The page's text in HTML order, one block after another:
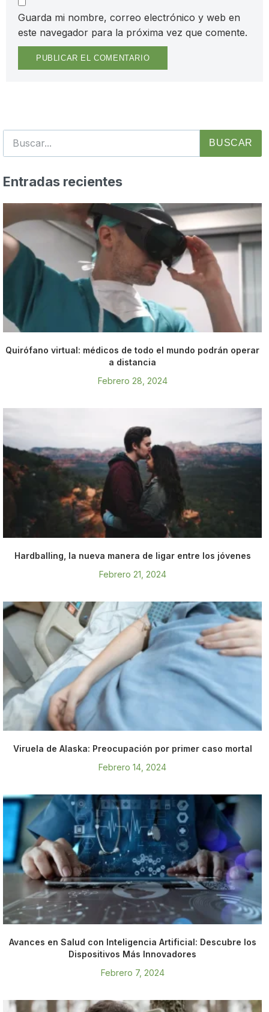
Guarda mi nombre, correo electrónico y web en
este navegador para la próxima vez que comente.
BUSCAR
Entradas recientes
Quirófano virtual: médicos de todo el mundo podrán operar
a distancia
Febrero 28, 2024
Hardballing, la nueva manera de ligar entre los jóvenes
Febrero 21, 2024
Viruela de Alaska: Preocupación por primer caso mortal
Febrero 14, 2024
Avances en Salud con Inteligencia Artificial: Descubre los
Dispositivos Más Innovadores
Febrero 7, 2024